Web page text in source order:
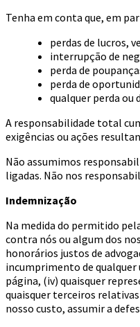
Tenha em conta que, em
perdas de lucros,
interrupção de
perda de
perda de
qualquer perda ou
A responsabilidade total
exigências ou ações
Não assumimos
ligadas. Não nos
Indemnização
Na medida do permitido
contra nós ou algum dos
honorários justos de
incumprimento de qualquer
página, (iv) quaisquer
quaisquer terceiros
nosso custo, assumir a